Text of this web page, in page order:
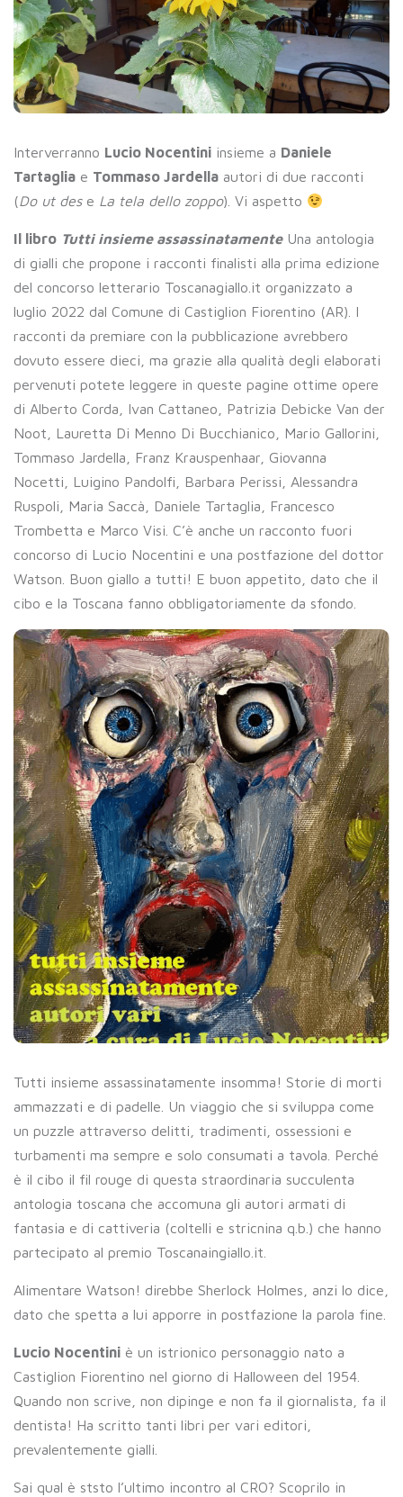
Interverranno Lucio Nocentini insieme a Daniele
Tartaglia e Tommaso Jardella autori di due racconti
(Do ut dese La tela dello zoppo). Vi aspetto
Il libro Tutti insieme assassinatamenteUna antologia
di gialli che propone i racconti finalisti alla prima edizione
del concorso letterario Toscanagiallo.it organizzato a
luglio 2022 dal Comune di Castiglion Fiorentino (AR). I
racconti da premiare con la pubblicazione avrebbero
dovuto essere dieci, ma grazie alla qualità degli elaborati
pervenuti potete leggere in queste pagine ottime opere
di Alberto Corda, Ivan Cattaneo, Patrizia Debicke Van der
Noot, Lauretta Di Menno Di Bucchianico, Mario Gallorini,
Tommaso Jardella, Franz Krauspenhaar, Giovanna
Nocetti, Luigino Pandolfi, Barbara Perissi, Alessandra
Ruspoli, Maria Saccà, Daniele Tartaglia, Francesco
Trombetta e Marco Visi. C’è anche un racconto fuori
concorso di Lucio Nocentini e una postfazione del dottor
Watson. Buon giallo a tutti! E buon appetito, dato che il
cibo e la Toscana fanno obbligatoriamente da sfondo.
Tutti insieme assassinatamente insomma! Storie di morti
ammazzati e di padelle. Un viaggio che si sviluppa come
un puzzle attraverso delitti, tradimenti, ossessioni e
turbamenti ma sempre e solo consumati a tavola. Perché
è il cibo il fil rouge di questa straordinaria succulenta
antologia toscana che accomuna gli autori armati di
fantasia e di cattiveria (coltelli e stricnina q.b.) che hanno
partecipato al premio Toscanaingiallo.it.
Alimentare Watson! direbbe Sherlock Holmes, anzi lo dice,
dato che spetta a lui apporre in postfazione la parola fine.
Lucio Nocentini è un istrionico personaggio nato a
Castiglion Fiorentino nel giorno di Halloween del 1954.
Quando non scrive, non dipinge e non fa il giornalista, fa il
dentista! Ha scritto tanti libri per vari editori,
prevalentemente gialli.
Sai qual è ststo l’ultimo incontro al CRO? Scoprilo in